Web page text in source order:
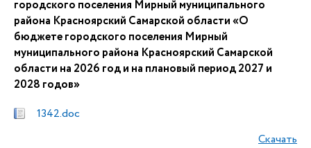
городского поселения Мирный муниципального
района Красноярский Самарской области «О
бюджете городского поселения Мирный
муниципального района Красноярский Самарской
области на 2026 год и на плановый период 2027 и
2028 годов»
1342.doc
Скачать